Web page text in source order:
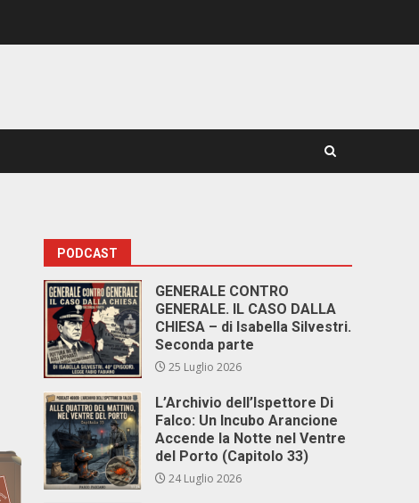
PODCAST
GENERALE CONTRO
GENERALE. IL CASO DALLA
CHIESA – di Isabella Silvestri.
Seconda parte
25 Luglio 2026
L’Archivio dell’Ispettore Di
Falco: Un Incubo Arancione
Accende la Notte nel Ventre
del Porto (Capitolo 33)
24 Luglio 2026